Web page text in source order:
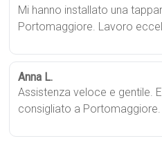
Mi hanno installato una
Portomaggiore. Lavoro
Anna L.
Assistenza veloce e gentile.
consigliato a Portomaggiore.